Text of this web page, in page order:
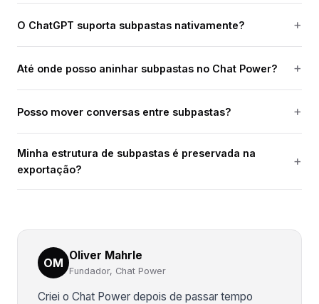
O ChatGPT suporta subpastas nativamente?
Até onde posso aninhar subpastas no Chat Power?
Posso mover conversas entre subpastas?
Minha estrutura de subpastas é preservada na
exportação?
OM Oliver Mahrle
Fundador, Chat Power
Criei o Chat Power depois de passar tempo